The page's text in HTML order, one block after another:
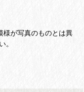
様が写真のものとは異
。